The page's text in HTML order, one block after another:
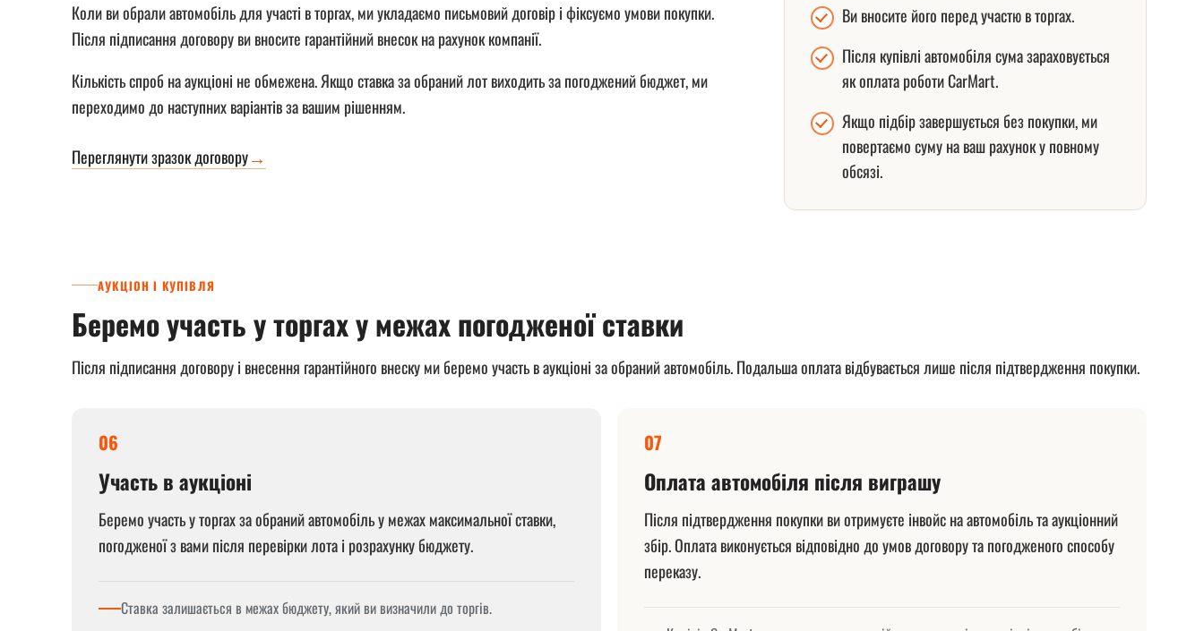
Коли ви обрали автомобіль для участі в торгах, ми укладаємо письмовий договір і фіксуємо умови покупки.
Після підписання договору ви вносите гарантійний внесок на рахунок компанії.
Кількість спроб на аукціоні не обмежена. Якщо ставка за обраний лот виходить за погоджений бюджет, ми
переходимо до наступних варіантів за вашим рішенням.
Переглянути зразок договору
Ви вносите його перед участю в торгах.
Після купівлі автомобіля сума зараховується
як оплата роботи CarMart.
Якщо підбір завершується без покупки, ми
повертаємо суму на ваш рахунок у повному
обсязі.
АУКЦІОН І КУПІВЛЯ
Беремо участь у торгах у межах погодженої ставки
Після підписання договору і внесення гарантійного внеску ми беремо участь в аукціоні за обраний автомобіль. Подальша оплата відбувається лише після підтвердження покупки.
06
Участь в аукціоні
Беремо участь у торгах за обраний автомобіль у межах максимальної ставки,
погодженої з вами після перевірки лота і розрахунку бюджету.
Ставка залишається в межах бюджету, який ви визначили до торгів.
07
Оплата автомобіля після виграшу
Після підтвердження покупки ви отримуєте інвойс на автомобіль та аукціонний
збір. Оплата виконується відповідно до умов договору та погодженого способу
переказу.